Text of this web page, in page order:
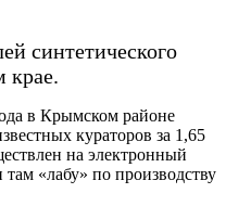
синтетического
крае.
в Крымском районе
кураторов за 1,65
на электронный
«лабу» по производству